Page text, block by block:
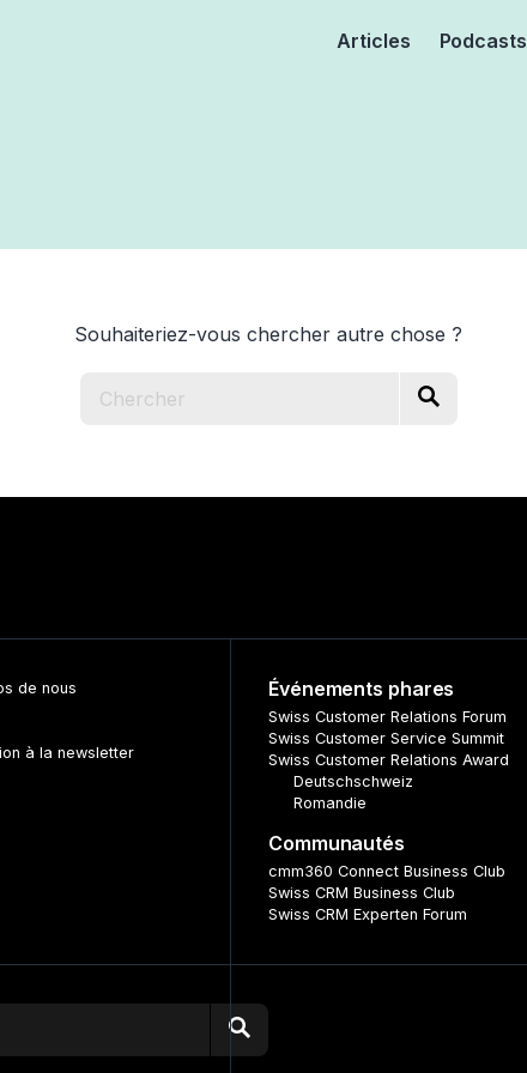
Articles Podcasts
Souhaiteriez-vous chercher autre chose ?
de nous
à la newsletter
Événements phares
Swiss Customer Relations Forum
Swiss Customer Service Summit
Swiss Customer Relations Award
Deutschschweiz
Romandie
Communautés
cmm360 Connect Business Club
Swiss CRM Business Club
Swiss CRM Experten Forum